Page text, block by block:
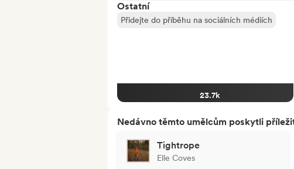
Ostatní
Přidejte do příběhu na sociálních médiích
23.7k
Nedávno těmto umělcům poskytli
Tightrope
Elle Coves